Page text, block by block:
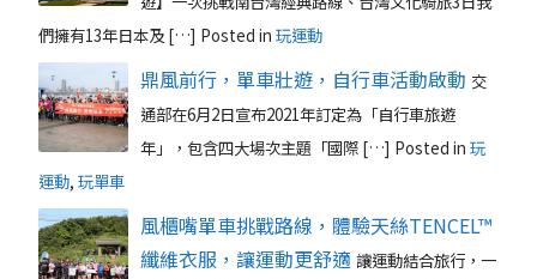
們擁有13年日本及 […] Posted in 玩運動
鼎風前行，單車壯遊，自行車活動啟動 交
通部在6月2日宣布2021年訂定為「自行車旅遊
年」，包含四大場次主題「國際 […] Posted in 玩
運動, 玩單車
風櫃嘴單車挑戰路線，體驗天絲TENCEL™
纖維衣服，讓運動更舒適 讓運動結合旅行，一